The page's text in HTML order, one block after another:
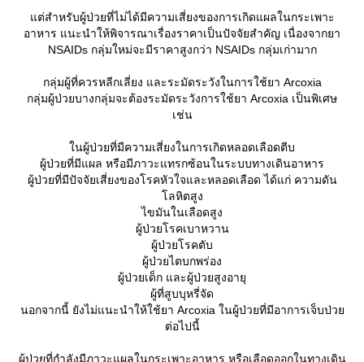
ต่สำหรับผู้ป่วยที่ไม่ได้มีความเสี่ยงของการเกิดแผลในกระเพาะ
อาหาร แนะนำให้พิจารณาเรื่องราคาเป็นปัจจัยสำคัญ เนื่องจากยา
NSAIDs กลุ่มใหม่จะมีราคาสูงกว่า NSAIDs กลุ่มเก่ามาก
กลุ่มผู้ที่ควรหลีกเลี่ยง และระมัดระวังในการใช้ยา Arcoxia
กลุ่มผู้ป่วยบางกลุ่มจะต้องระมัดระวังการใช้ยา Arcoxia เป็นพิเศษ
เช่น
นผู้ป่วยที่มีความเสี่ยงในการเกิดหลอดเลือดตีบ
ผู้ป่วยที่มีแผล หรือมีภาวะแทรกซ้อนในระบบทางเดินอาหาร
ผู้ป่วยที่มีปัจจัยเสี่ยงของโรคหัวใจและหลอดเลือด ได้แก่ ความดัน
ลหิตสูง
ไขมันในเลือดสูง
ผู้ป่วยโรคเบาหวาน
ผู้ป่วยโรคตับ
ผู้ป่วยไตบกพร่อง
ผู้ป่วยเด็ก และผู้ป่วยสูงอายุ
ผู้ที่สูบบุหรี่จัด
นอกจากนี้ ยังไม่แนะนำให้ใช้ยา Arcoxia ในผู้ป่วยที่มีอาการเจ็บป่ว
ต่อไปนี้
ผู้ป่วยที่กำลังมีภาวะแผลในกระเพาะอาหาร หรือเลือดออกในทางเดิน